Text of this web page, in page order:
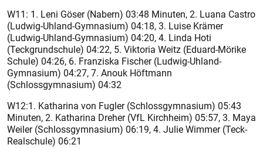
W11: 1. Leni Göser (Nabern) 03:48 Minuten, 2. Luana Castro
(Ludwig-Uhland-Gymnasium) 04:18, 3. Luise Krämer
(Ludwig-Uhland-Gymnasium) 04:20, 4. Linda Hoti
(Teckgrundschule) 04:22, 5. Viktoria Weitz (Eduard-Mörike
Schule) 04:26, 6. Franziska Fischer (Ludwig-Uhland-
Gymnasium) 04:27, 7. Anouk Höftmann
(Schlossgymnasium) 04:32
W12:1. Katharina von Fugler (Schlossgymnasium) 05:43
Minuten, 2. Katharina Dreher (VfL Kirchheim) 05:57, 3. Maya
Weiler (Schlossgymnasium) 06:19, 4. Julie Wimmer (Teck-
Realschule) 06:21